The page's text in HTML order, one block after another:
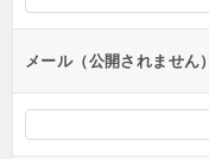
ンメール（公開されません）